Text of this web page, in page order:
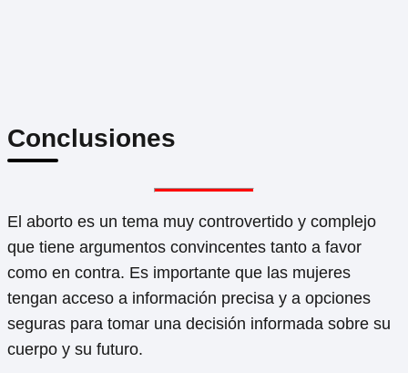
Conclusiones
El aborto es un tema muy controvertido y complejo
que tiene argumentos convincentes tanto a favor
como en contra. Es importante que las mujeres
tengan acceso a información precisa y a opciones
seguras para tomar una decisión informada sobre su
cuerpo y su futuro.